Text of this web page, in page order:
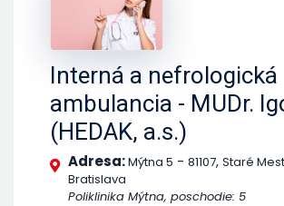
Interná a nefrologická
ambulancia - MUDr.
(HEDAK, a.s.)
Adresa:Mýtna 5 - 81107, Staré
Bratislava
Poliklinika Mýtna, poschodie: 5